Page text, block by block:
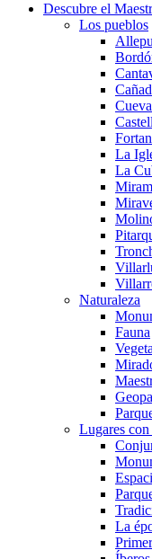
Descubre el
Los pueblos
La
La
Naturaleza
Fauna
Lugares
La